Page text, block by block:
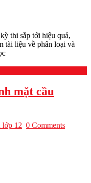
thi sắp tới hiệu quả,
tài liệu về phân loại và
mặt cầu
lớp 12 0 Comments